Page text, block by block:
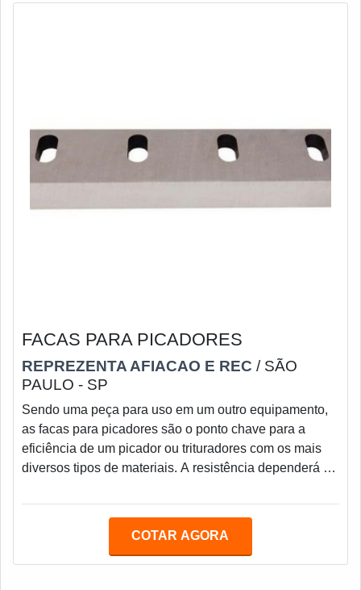
FACAS PARA PICADORES
REPREZENTA AFIACAO E REC / SÃO
PAULO - SP
Sendo uma peça para uso em um outro equipamento,
as facas para picadores são o ponto chave para a
eficiência de um picador ou trituradores com os mais
diversos tipos de materiais. A resistência dependerá da
isso é de suma importância analisar qual tipo de objeto
durabilidade dela e do equipamento.INFORMAÇÕES
COTAR AGORA